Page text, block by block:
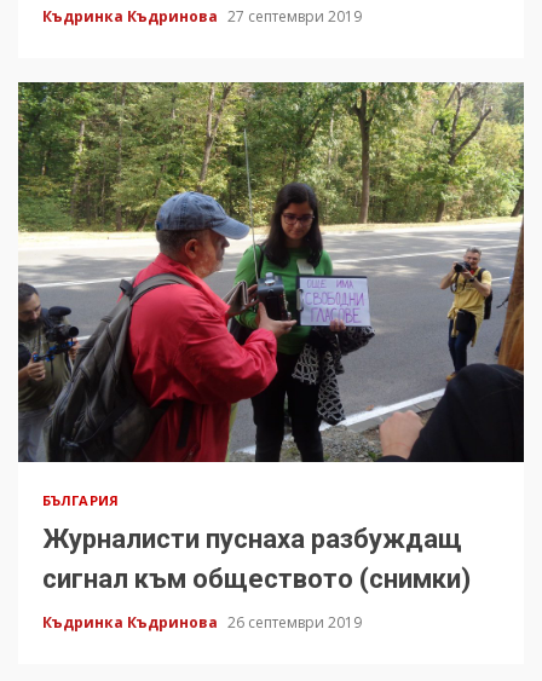
Къдринка Къдринова 27 септември 2019
БЪЛГАРИЯ
Журналисти пуснаха разбуждащ
сигнал към обществото (снимки)
Къдринка Къдринова 26 септември 2019